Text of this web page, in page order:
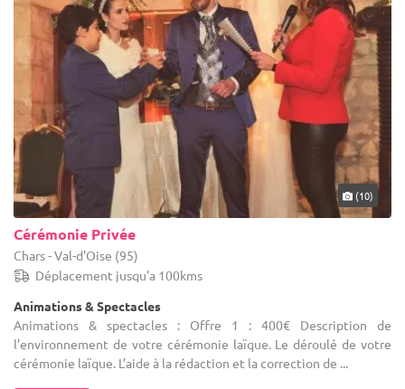
(10)
Cérémonie Privée
Chars - Val-d'Oise (95)
Déplacement jusqu'a 100kms
Animations & Spectacles
Animations & spectacles : Offre 1 : 400€ Description de
l’environnement de votre cérémonie laïque. Le déroulé de votre
cérémonie laïque. L’aide à la rédaction et la correction de ...